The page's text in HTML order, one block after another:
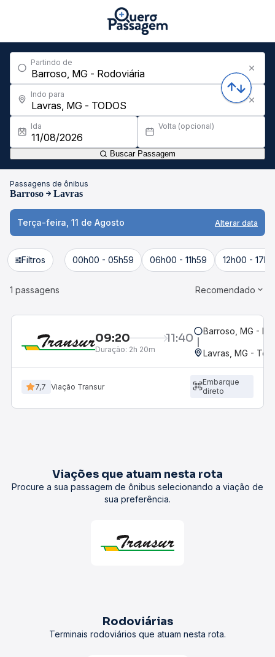
Partindo de
Indo para
Ida Volta (opcional)
Buscar Passagem
Passagens de ônibus
Barroso Lavras
Terça-feira, 11 de Agosto Alterar data
Filtros 00h00 - 05h59 06h00 - 11h59 12h00 -
1 passagens Recomendado
09:20 11:40
Duração: 2h 20m
Barroso, MG -
Lavras, MG -
7,7 Viação Transur
Embarque
direto
Viações que atuam nesta rota
Procure a sua passagem de ônibus selecionando a viação de
sua preferência.
Rodoviárias
Terminais rodoviários que atuam nesta rota.